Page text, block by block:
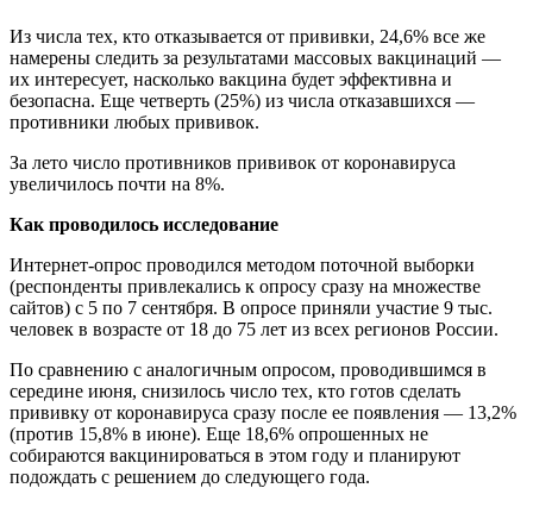
Из числа тех, кто отказывается от прививки, 24,6% все же
намерены следить за результатами массовых вакцинаций —
их интересует, насколько вакцина будет эффективна и
безопасна. Еще четверть (25%) из числа отказавшихся —
противники любых прививок.
За лето число противников прививок от коронавируса
увеличилось почти на 8%.
Как проводилось исследование
Интернет-опрос проводился методом поточной выборки
(респонденты привлекались к опросу сразу на множестве
сайтов) с 5 по 7 сентября. В опросе приняли участие 9 тыс.
человек в возрасте от 18 до 75 лет из всех регионов России.
По сравнению с аналогичным опросом, проводившимся в
середине июня, снизилось число тех, кто готов сделать
прививку от коронавируса сразу после ее появления — 13,2%
(против 15,8% в июне). Еще 18,6% опрошенных не
собираются вакцинироваться в этом году и планируют
подождать с решением до следующего года.